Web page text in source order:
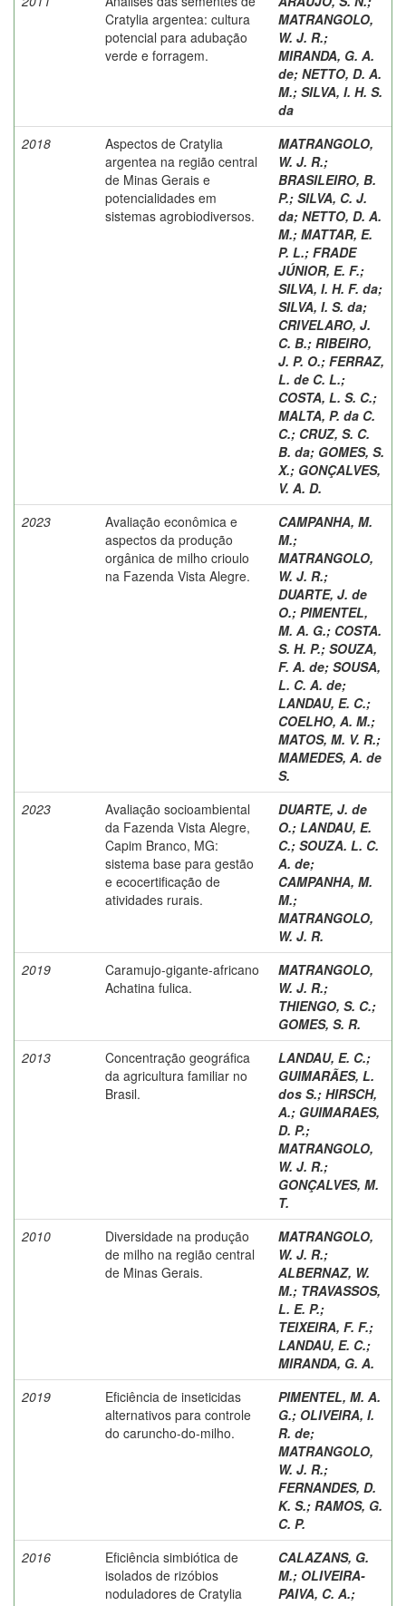
Cratylia argentea: cultura
potencial para adubação
verde e forragem.
MATRANGOLO,
W. J. R.;
MIRANDA, G. A.
de; NETTO, D. A.
M.; SILVA, I. H. S.
da
2018
Aspectos de Cratylia
argentea na região central
de Minas Gerais e
potencialidades em
sistemas agrobiodiversos.
MATRANGOLO,
W. J. R.;
BRASILEIRO, B.
P.; SILVA, C. J.
da; NETTO, D. A.
M.; MATTAR, E.
P. L.; FRADE
JÚNIOR, E. F.;
SILVA, I. H. F. da;
SILVA, I. S. da;
CRIVELARO, J.
C. B.; RIBEIRO,
J. P. O.; FERRAZ,
L. de C. L.;
COSTA, L. S. C.;
MALTA, P. da C.
C.; CRUZ, S. C.
B. da; GOMES, S.
X.; GONÇALVES,
V. A. D.
2023
Avaliação econômica e
aspectos da produção
orgânica de milho crioulo
na Fazenda Vista Alegre.
CAMPANHA, M.
M.;
MATRANGOLO,
W. J. R.;
DUARTE, J. de
O.; PIMENTEL,
M. A. G.; COSTA.
S. H. P.; SOUZA,
F. A. de; SOUSA,
L. C. A. de;
LANDAU, E. C.;
COELHO, A. M.;
MATOS, M. V. R.;
MAMEDES, A. de
S.
2023
Avaliação socioambiental
da Fazenda Vista Alegre,
Capim Branco, MG:
sistema base para gestão
e ecocertificação de
atividades rurais.
DUARTE, J. de
O.; LANDAU, E.
C.; SOUZA. L. C.
A. de;
CAMPANHA, M.
M.;
MATRANGOLO,
W. J. R.
2019
Caramujo-gigante-africano
Achatina fulica.
MATRANGOLO,
W. J. R.;
THIENGO, S. C.;
GOMES, S. R.
2013
Concentração geográfica
da agricultura familiar no
Brasil.
LANDAU, E. C.;
GUIMARÃES, L.
dos S.; HIRSCH,
A.; GUIMARAES,
D. P.;
MATRANGOLO,
W. J. R.;
GONÇALVES, M.
T.
2010
Diversidade na produção
de milho na região central
de Minas Gerais.
MATRANGOLO,
W. J. R.;
ALBERNAZ, W.
M.; TRAVASSOS,
L. E. P.;
TEIXEIRA, F. F.;
LANDAU, E. C.;
MIRANDA, G. A.
2019
Eficiência de inseticidas
alternativos para controle
do caruncho-do-milho.
PIMENTEL, M. A.
G.; OLIVEIRA, I.
R. de;
MATRANGOLO,
W. J. R.;
FERNANDES, D.
K. S.; RAMOS, G.
C. P.
2016
Eficiência simbiótica de
isolados de rizóbios
noduladores de Cratylia
CALAZANS, G.
M.; OLIVEIRA-
PAIVA, C. A.;